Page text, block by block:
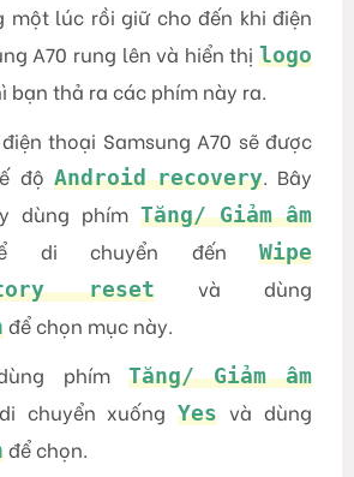
một lúc rồi giữ cho đến khi điện
A70 rung lên và hiển thị logo
bạn thả ra các phím này ra.
thoại Samsung A70 sẽ được
độ Android recovery. Bây
dùng phím Tăng/ Giảm âm
di chuyển đến Wipe
reset và dùng
để chọn mục này.
phím Tăng/ Giảm âm
chuyển xuốngYes và dùng
để chọn.